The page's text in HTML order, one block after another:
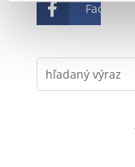
Facebook